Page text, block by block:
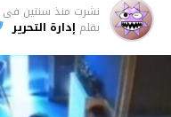
نشرت منذ سنتين فى
بقلم إدارة التحرير